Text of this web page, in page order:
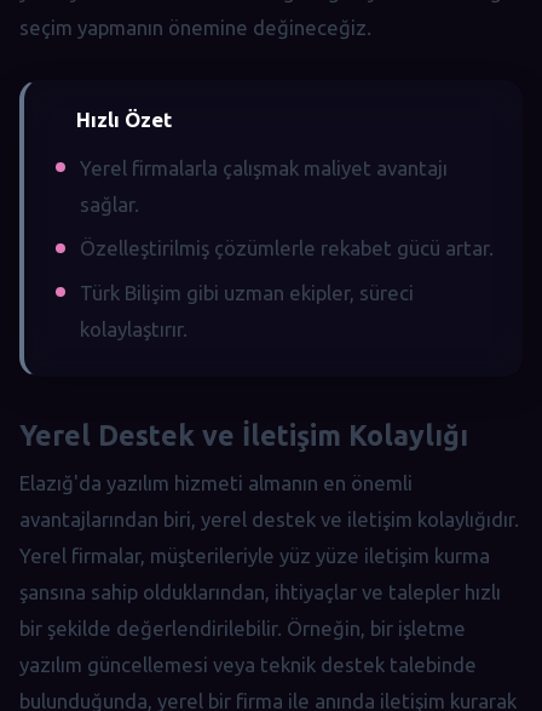
seçim yapmanın önemine değineceğiz.
Hızlı Özet
Yerel firmalarla çalışmak maliyet avantajı
sağlar.
Özelleştirilmiş çözümlerle rekabet gücü artar.
Türk Bilişim gibi uzman ekipler, süreci
kolaylaştırır.
Yerel Destek ve İletişim Kolaylığı
Elazığ'da yazılım hizmeti almanın en önemli
avantajlarından biri, yerel destek ve iletişim kolaylığıdır.
Yerel firmalar, müşterileriyle yüz yüze iletişim kurma
şansına sahip olduklarından, ihtiyaçlar ve talepler hızlı
bir şekilde değerlendirilebilir. Örneğin, bir işletme
yazılım güncellemesi veya teknik destek talebinde
bulunduğunda, yerel bir firma ile anında iletişim kurarak